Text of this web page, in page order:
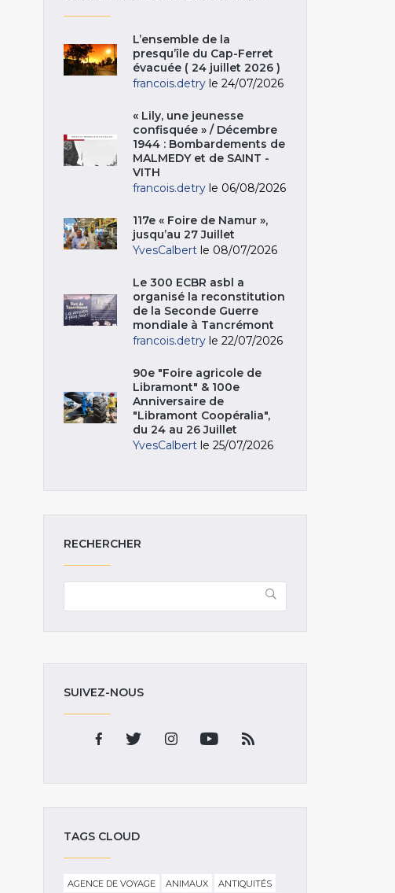
L’ensemble de la
presqu’île du Cap-Ferret
évacuée ( 24 juillet 2026 )
francois.detry le 24/07/2026
« Lily, une jeunesse
confisquée » / Décembre
1944 : Bombardements de
MALMEDY et de SAINT -
VITH
francois.detry le 06/08/2026
117e « Foire de Namur »,
jusqu’au 27 Juillet
YvesCalbert le 08/07/2026
Le 300 ECBR asbl a
organisé la reconstitution
de la Seconde Guerre
mondiale à Tancrémont
francois.detry le 22/07/2026
90e "Foire agricole de
Libramont" & 100e
Anniversaire de
"Libramont Coopéralia",
du 24 au 26 Juillet
YvesCalbert le 25/07/2026
RECHERCHER
SUIVEZ-NOUS
TAGS CLOUD
AGENCE DE VOYAGE ANIMAUX
ANTIQUITÉS